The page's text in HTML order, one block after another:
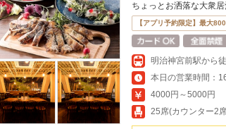
ちょっとお洒落な大衆居
【アプリ予約限定】最大
明治神宮前駅から
本日の営業時間：
4000円～5000円
25席(カウンター2